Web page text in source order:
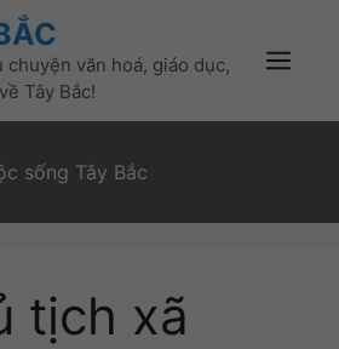
chuyện văn hoá, giáo dục,
Tây Bắc!
Menu
sống Tây Bắc
tịch xã